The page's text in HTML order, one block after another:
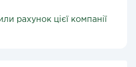
рахунок цієї компанії